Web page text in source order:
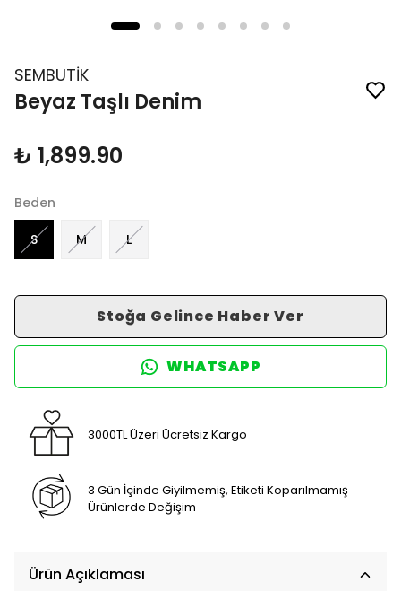
SEMBUTİK
Beyaz Taşlı Denim
₺ 1,899.90
Beden
S M L
Stoğa Gelince Haber Ver
WHATSAPP
3000TL Üzeri Ücretsiz Kargo
3 Gün İçinde Giyilmemiş, Etiketi Koparılmamış
Ürünlerde Değişim
Ürün Açıklaması